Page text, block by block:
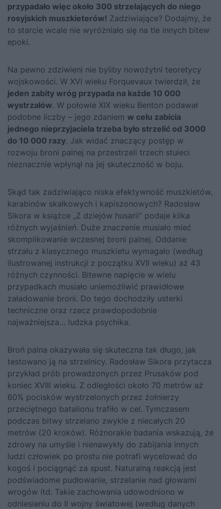
przypadało więc około 300 strzelających do niego
rosyjskich muszkieterów! Zadziwiające? Dodajmy, że
to starcie wcale nie wyróżniało się na tle innych bitew
epoki.
Na pewno zdziwieni nie byliby nowożytni teoretycy
wojskowości. W XVI wieku Forquevaux twierdził, że
jeden zabity wróg przypada na każde 10 000
wystrzałów. W połowie XIX wieku Benton podawał
podobne liczby – jego zdaniem w celu zabicia
jednego nieprzyjaciela trzeba było strzelić od 3000
do 10 000 razy. Jak widać znaczący postęp w
rozwoju broni palnej na przestrzeli trzech stuleci
nieznacznie wpłynął na jej skuteczność w boju.
Skąd tak zadziwiająco niska efektywność muszkietów,
karabinów skałkowych i kapiszonowych? Radosław
Sikora w książce „Z dziejów husarii” podaje kilka
różnych wyjaśnień. Duże znaczenie musiało mieć
skomplikowanie wczesnej broni palnej. Oddanie
strzału z klasycznego muszkietu wymagało (według
ilustrowanej instrukcji z początku XVII wieku) aż 43
różnych czynności. Bitewne napięcie w wielu
przypadkach musiało uniemożliwić prawidłowe
załadowanie broni. Do tego dochodziły usterki
techniczne oraz rzecz prawdopodobnie
najważniejsza… ludzka psychika.
Broń palna okazywała się skuteczna tak długo, jak
testowano ją na strzelnicy. Radosław Sikora przytacza
przykład prób prowadzonych przez Prusaków pod
koniec XVIII wieku. Z odległości około 70 metrów aż
60% pocisków wystrzelonych przez żołnierzy
przeciętnego batalionu trafiło w cel. Tymczasem
podczas bitwy strzelano zwykle z niecałych 20
metrów (20 kroków). Różnorakie badania wskazują, że
zdrowy na umyśle i nienawykły do zabijania innych
ludzi człowiek po prostu nie potrafi wycelować do
kogoś i pociągnąć za spust. Naturalną reakcją jest
podświadome pudłowanie, strzelanie nad głowami
wrogów itd. Takie zachowania udowodniono w
odniesieniu do II wojny światowej (według danych